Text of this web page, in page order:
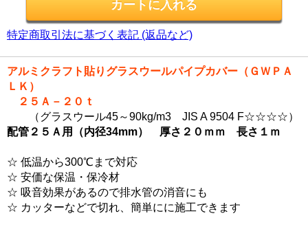
特定商取引法に基づく表記 (返品など)
アルミクラフト貼りグラスウールパイプカバー（ＧＷＰＡ
ＬＫ）
２５Ａ－２０ｔ
（グラスウール45～90kg/m3 JIS A 9504 F☆☆☆☆）
配管２５Ａ用（内径34mm） 厚さ２０ｍｍ 長さ１ｍ
☆ 低温から300℃まで対応
☆ 安価な保温・保冷材
☆ 吸音効果があるので排水管の消音にも
☆ カッターなどで切れ、簡単にに施工できます